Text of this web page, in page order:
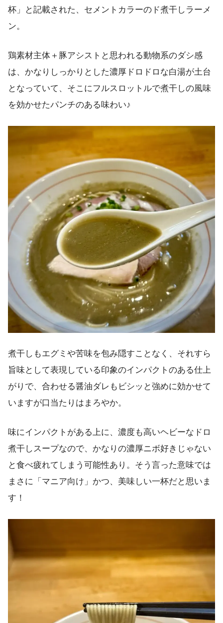
杯」と記載された、セメントカラーのド煮干しラーメ
ン。
鶏素材主体＋豚アシストと思われる動物系のダシ感
は、かなりしっかりとした濃厚ドロドロな白湯が土台
となっていて、そこにフルスロットルで煮干しの風味
を効かせたパンチのある味わい♪
煮干しもエグミや苦味を包み隠すことなく、それすら
旨味として表現している印象のインパクトのある仕上
がりで、合わせる醤油ダレもビシッと強めに効かせて
いますが口当たりはまろやか。
味にインパクトがある上に、濃度も高いヘビーなドロ
煮干しスープなので、かなりの濃厚ニボ好きじゃない
と食べ疲れてしまう可能性あり。そう言った意味では
まさに「マニア向け」かつ、美味しい一杯だと思いま
す！